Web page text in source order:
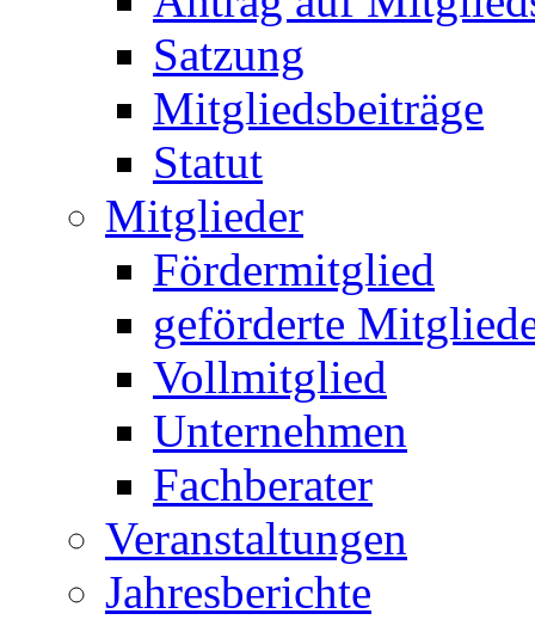
Satzung
Mitgliedsbeiträge
Statut
Mitglieder
Fördermitglied
geförderte
Vollmitglied
Unternehmen
Fachberater
Veranstaltungen
Jahresberichte